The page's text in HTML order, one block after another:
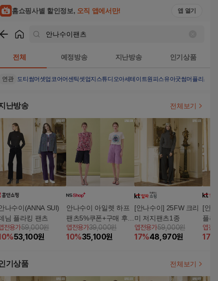
홈쇼핑사별 할인정보, 오직 앱에서만! 앱 열기
전체 예정방송 지난방송 인기상품
연관 도티썸머셋업 코어어센틱셋업지스튜디오아세테이트원피스유아굿썸머플리츠
난방송 전체보기
나수이(ANNA SUI)
님 플라킹 팬츠
전용가59,000원
%53,100원
안나수이 아일렛 하프
팬츠5%쿠폰+구매 후 3
천원 적립
앱전용가39,000원
10%35,100원
[안나수이] 25FW 크리
미 저지팬츠1종
앱전용가59,000원
17%48,970원
[안
플라
앱전
17
기상품 전체보기